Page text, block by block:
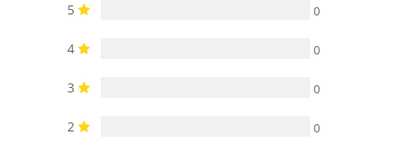
5 0
4 0
3 0
2 0